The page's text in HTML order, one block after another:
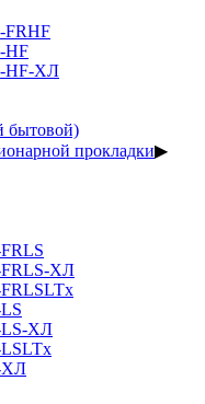
HF-ХЛ
бытовой)
прокладки▶
ХЛ
ХЛ
ХЛ